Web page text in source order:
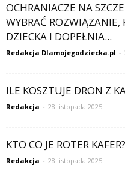
OCHRANIACZE NA
WYBRAĆ ROZWIĄZANIE,
DZIECKA I DOPEŁNIA...
Redakcja Dlamojegodziecka.pl -
ILE KOSZTUJE DRON Z
Redakcja - 28 listopada 2025
KTO CO JE ROTER KAFER?
Redakcja - 28 listopada 2025